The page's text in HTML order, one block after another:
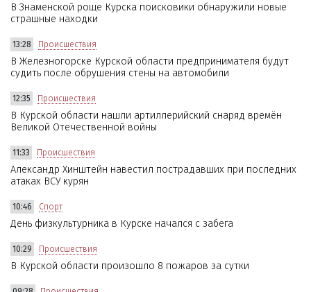
В Знаменской роще Курска поисковики обнаружили новые
страшные находки
13:28 Происшествия
В Железногорске Курской области предпринимателя будут
судить после обрушения стены на автомобили
12:35 Происшествия
В Курской области нашли артиллерийский снаряд времён
Великой Отечественной войны
11:33 Происшествия
Александр Хинштейн навестил пострадавших при последних
атаках ВСУ курян
10:46 Спорт
День физкультурника в Курске начался с забега
10:29 Происшествия
В Курской области произошло 8 пожаров за сутки